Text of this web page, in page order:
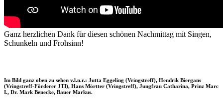
Ganz herzlichen Dank für diesen schönen Nachmittag mit Singen,
Schunkeln und Frohsinn!
Im Bild ganz oben zu sehen v.l.n.r.: Jutta Eggeling (Vringstreff), Hendrik Biergans
(Vringstreff-Förderer JTI), Hans Mörtter (Vringstreff), Jungfrau Catharina, Prinz Marc
I., Dr. Mark Benecke, Bauer Markus.